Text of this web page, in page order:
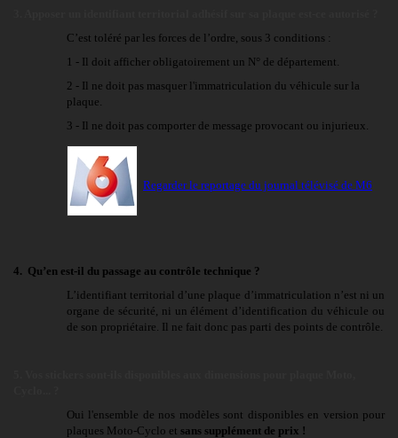
C’est toléré par les forces de l’ordre, sous 3 conditions :
1 - Il doit afficher obligatoirement un N° de département.
2 - Il ne doit pas masquer l'immatriculation du véhicule sur la
plaque.
3 - Il ne doit pas comporter de message provocant ou injurieux.
Regarder le reportage du journal télévisé de M6
4. Qu’en est-il du passage au contrôle technique ?
L’identifiant territorial d’une plaque d’immatriculation n’est ni un
organe de sécurité, ni un élément d’identification du véhicule ou
de son propriétaire. Il ne fait donc pas parti des points de contrôle.
Oui l'ensemble de nos modèles sont disponibles en version pour
plaques Moto-Cyclo et sans supplément de prix !